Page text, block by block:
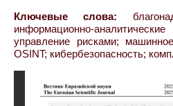
Ключевые слова:
информационно-
управление рисками;
OSINT; кибербезопасность;